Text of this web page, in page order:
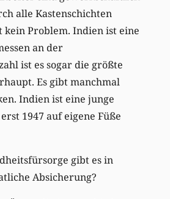
alle Kastenschichten
kein Problem. Indien ist eine
an der
ist es sogar die größte
Es gibt manchmal
Indien ist eine junge
1947 auf eigene Füße
gibt es in
Absicherung?